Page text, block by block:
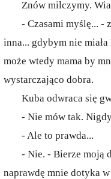
Znów milczymy.
- Czasami myślę... -
inna... gdybym nie
może wtedy mama by
wystarczająco dobra.
Kuba odwraca się
- Nie mów tak.
- Ale to prawda...
- Nie. - Bierze moją
naprawdę mnie dotyka